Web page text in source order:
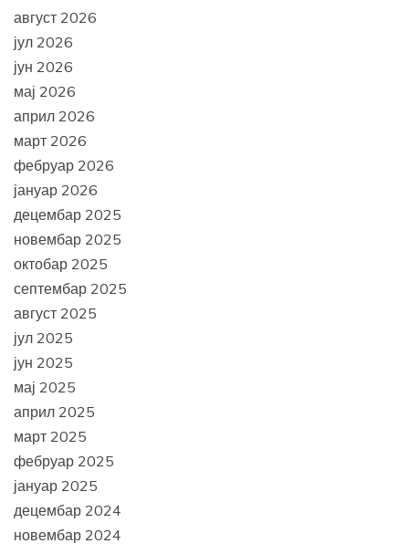
август 2026
јул 2026
јун 2026
мај 2026
април 2026
март 2026
фебруар 2026
јануар 2026
децембар 2025
новембар 2025
октобар 2025
септембар 2025
август 2025
јул 2025
јун 2025
мај 2025
април 2025
март 2025
фебруар 2025
јануар 2025
децембар 2024
новембар 2024